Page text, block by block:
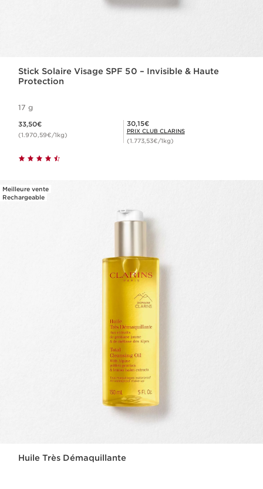
Stick Solaire Visage SPF 50 – Invisible & Haute
Protection
17 g
33,50€
(1.970,59€/1kg)
Prix Club Clarins 30,15€
30,15€
PRIX CLUB CLARINS
(1.773,53€/1kg)
Meilleure vente
Rechargeable
Huile Très Démaquillante